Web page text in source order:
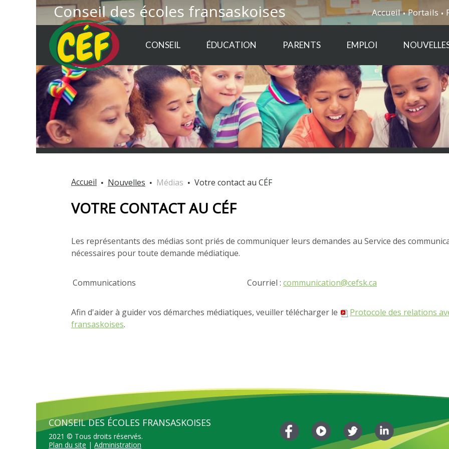
Accueil Portails
Conseil des écoles fransaskoises
CONSEIL ÉDUCATION PARENTS EMPLOI
Accueil Nouvelles Médias Votre contact au CÉF
VOTRE CONTACT AU CÉF
Les représentants des médias sont priés de communiquer leurs demandes au Service des
nécessaires pour toute demande médiatique.
Communications Courriel : communication@cefsk.ca
Afin d'aider à guider vos démarches médiatiques, veuiller télécharger le
Protocole des relations
fransaskoises.
CONSEIL DES ÉCOLES FRANSASKOISES
2021 © Tous droits réservés.
Plan du site | Administration